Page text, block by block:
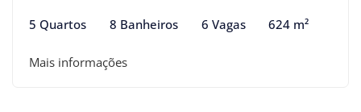
5 Quartos 8 Banheiros 6 Vagas 624 m²
Mais informações